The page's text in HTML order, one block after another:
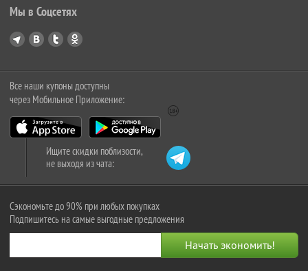
Мы в Соцсетях
Все наши купоны доступны
через Мобильное Приложение:
Ищите скидки поблизости,
не выходя из чата:
Сэкономьте до 90% при любых покупках
Подпишитесь на самые выгодные предложения